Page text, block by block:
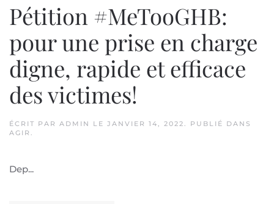
Pétition #MeTooGHB:
pour une prise en charge
digne, rapide et efficace
des victimes!
ÉCRIT PAR ADMIN LE JANVIER 14, 2022. PUBLIÉ DANS
AGIR .
Dep...